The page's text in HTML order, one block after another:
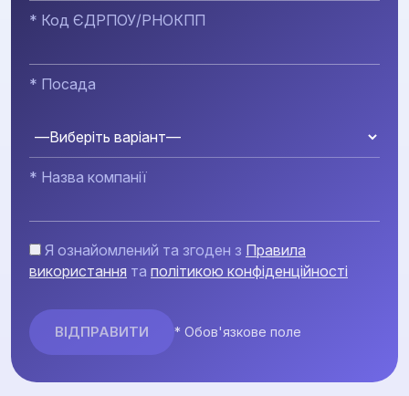
* Код ЄДРПОУ/РНОКПП
* Посада
* Назва компанії
Я ознайомлений та згоден з Правила
використання та політикою конфіденційності
* Обов'язкове поле